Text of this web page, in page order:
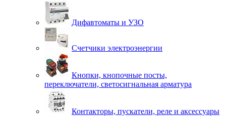
Дифавтоматы и УЗО
Счетчики электроэнергии
Кнопки, кнопочные посты,
переключатели, светосигнальная арматура
Контакторы, пускатели, реле и аксессуары